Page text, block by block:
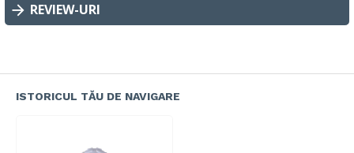
REVIEW-URI
ISTORICUL TĂU DE NAVIGARE